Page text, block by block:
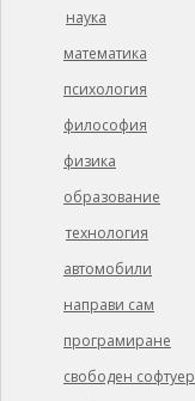
наука
математика
психология
философия
физика
образование
технология
автомобили
направи сам
програмиране
свободен софтуер